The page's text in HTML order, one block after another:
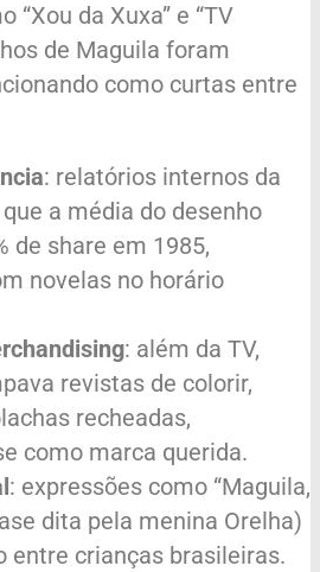
“Xou da Xuxa” e “TV
de Maguila foram
como curtas entre
: relatórios internos da
a média do desenho
de share em 1985,
novelas no horário
: além da TV,
revistas de colorir,
recheadas,
como marca querida.
: expressões como “Maguila,
dita pela menina Orelha)
entre crianças brasileiras.